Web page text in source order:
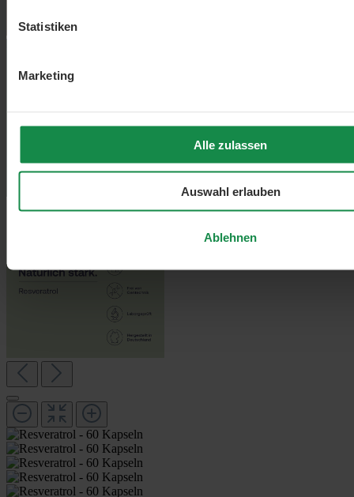
Statistiken
Marketing
Alle zulassen
Auswahl erlauben
Ablehnen